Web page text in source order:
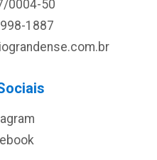
0004-50
1887